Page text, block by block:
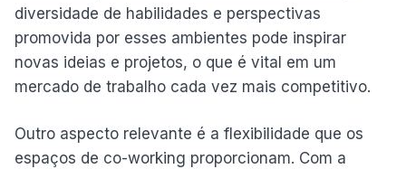
diversidade de habilidades e perspectivas
promovida por esses ambientes pode inspirar
novas ideias e projetos, o que é vital em um
mercado de trabalho cada vez mais competitivo.
Outro aspecto relevante é a flexibilidade que os
espaços de co-working proporcionam. Com a